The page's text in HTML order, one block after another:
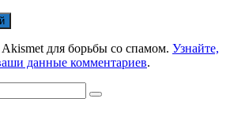
Akismet для борьбы со спамом. Узнайте,
данные комментариев.